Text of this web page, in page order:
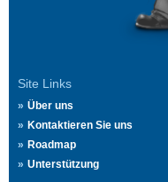
Site Links
Über uns
Kontaktieren Sie uns
Roadmap
Unterstützung